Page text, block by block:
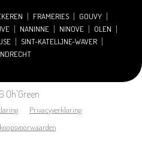
FRAMERIES
GOUVY
NANINNE NINOVE
OLEN
SINT-KATELIJNE-WAVER
Oh'Green
Privacyverklaring